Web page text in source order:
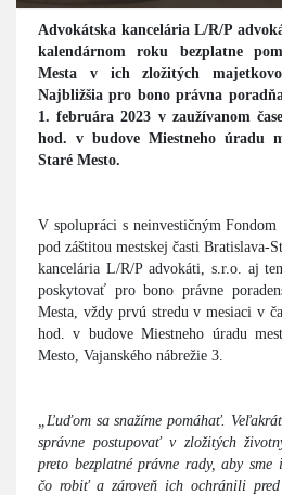
Advokátska kancelária L/R/P
kalendárnom roku bezplatne
Mesta v ich zložitých
Najbližšia pro bono právna
1. februára 2023 v zaužívanom
hod. v budove Miestneho úradu
Staré Mesto.
V spolupráci s neinvestičným
pod záštitou mestskej časti Bratislava-
kancelária L/R/P advokáti, s.r.o. aj
poskytovať pro bono právne
Mesta, vždy prvú stredu v mesiaci v
hod. v budove Miestneho úradu
Mesto, Vajanského nábrežie 3.
„Ľuďom sa snažíme pomáhať.
správne postupovať v zložitých
preto bezplatné právne rady, aby
čo robiť a zároveň ich ochránili